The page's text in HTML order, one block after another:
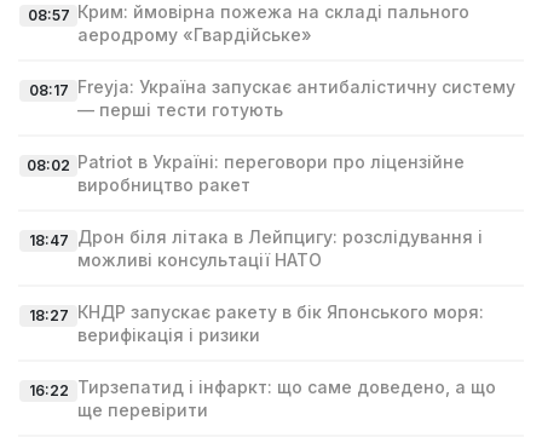
08:57 Крим: ймовірна пожежа на складі пального
аеродрому «Гвардійське»
08:17 Freyja: Україна запускає антибалістичну систему
— перші тести готують
08:02 Patriot в Україні: переговори про ліцензійне
виробництво ракет
18:47 Дрон біля літака в Лейпцигу: розслідування і
можливі консультації НАТО
18:27 КНДР запускає ракету в бік Японського моря:
верифікація і ризики
16:22 Тирзепатид і інфаркт: що саме доведено, а що
ще перевірити